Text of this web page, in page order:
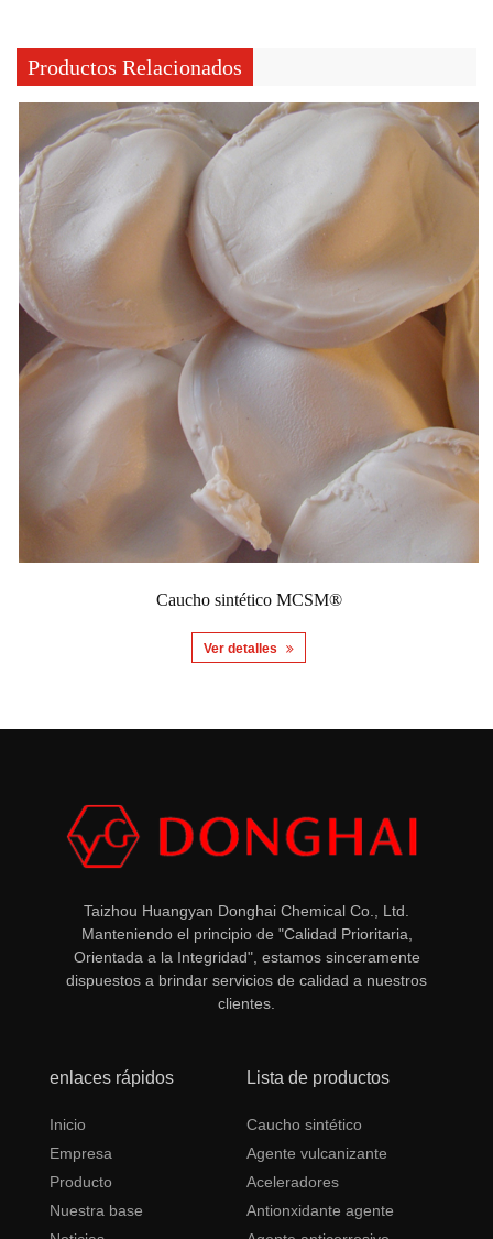
Productos Relacionados
Caucho sintético MCSM®
Ver detalles
Taizhou Huangyan Donghai Chemical Co., Ltd.
Manteniendo el principio de "Calidad Prioritaria,
Orientada a la Integridad", estamos sinceramente
dispuestos a brindar servicios de calidad a nuestros
clientes.
enlaces rápidos
Inicio
Empresa
Producto
Nuestra base
Lista de productos
Caucho sintético
Agente vulcanizante
Aceleradores
Antionxidante agente